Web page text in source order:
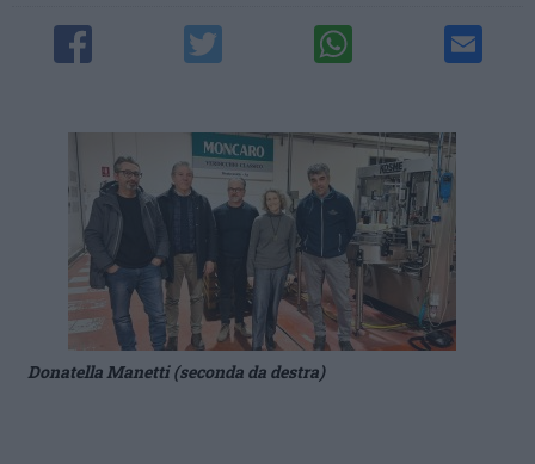
Donatella Manetti (seconda da destra)